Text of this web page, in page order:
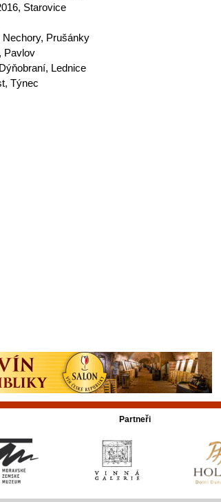
Starovice
Nechory, Prušánky
Pavlov
Lednice
Týnec
Partneři